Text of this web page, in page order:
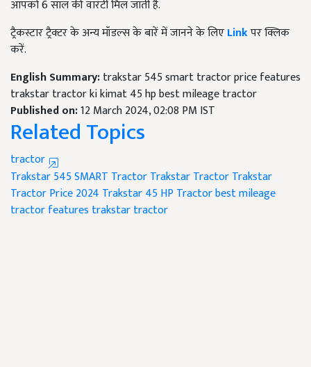
आपको 6 साल की वारंटी मिल जाती है.
ट्रैकस्टार ट्रैक्टर के अन्य मॉडल्स के बारें में जानने के लिएLinkपर क्लिक
करें.
English Summary:trakstar 545 smart tractor price features
trakstar tractor ki kimat 45 hp best mileage tractor
Published on:12 March 2024, 02:08 PM IST
Related Topics
tractor
Trakstar 545 SMART TractorTrakstar TractorTrakstar
Tractor Price 2024 Trakstar 45 HP Tractorbest mileage
tractorfeatures trakstar tractor